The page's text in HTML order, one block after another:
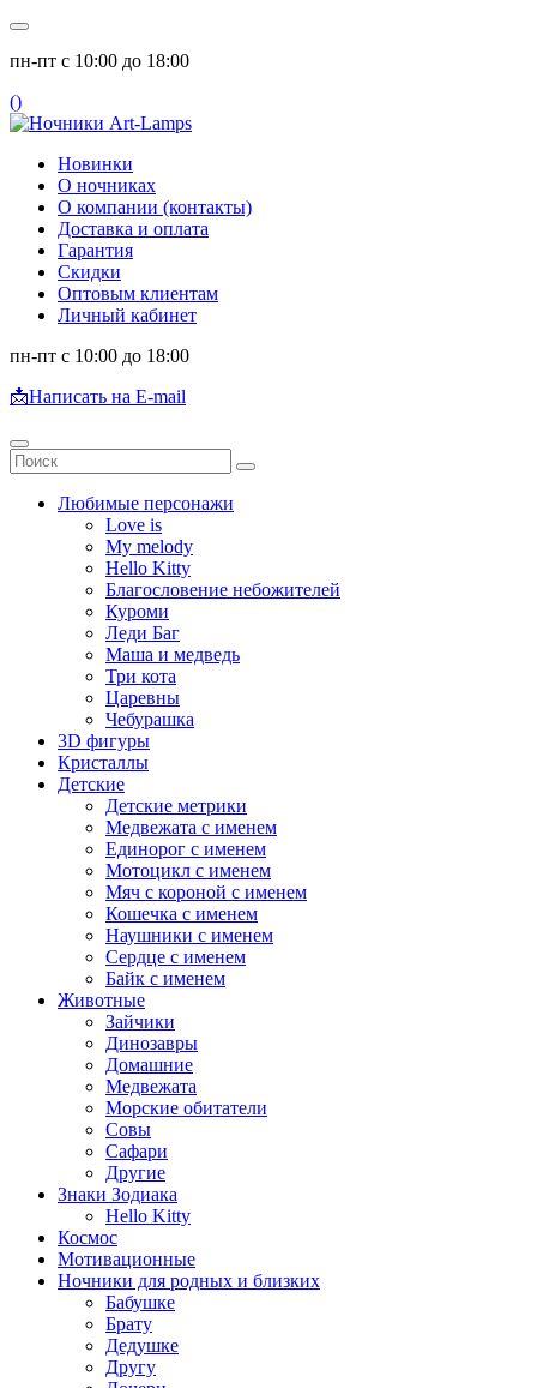
пн-пт с 10:00 до 18:00
()
Новинки
О ночниках
О компании (контакты)
Доставка и оплата
Гарантия
Скидки
Оптовым клиентам
Личный кабинет
пн-пт с 10:00 до 18:00
📩Написать на E-mail
Любимые персонажи
Love is
My melody
Hello Kitty
Благословение небожителей
Куроми
Леди Баг
Маша и медведь
Три кота
Царевны
Чебурашка
3D фигуры
Кристаллы
Детские
Детские метрики
Медвежата с именем
Единорог с именем
Мотоцикл с именем
Мяч с короной с именем
Кошечка с именем
Наушники с именем
Сердце с именем
Байк с именем
Животные
Зайчики
Динозавры
Домашние
Медвежата
Морские обитатели
Совы
Сафари
Другие
Знаки Зодиака
Hello Kitty
Космос
Мотивационные
Ночники для родных и близких
Бабушке
Брату
Дедушке
Другу